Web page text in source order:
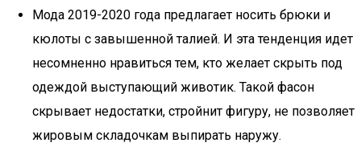
Мода 2019-2020 года предлагает носить брюки и
кюлоты с завышенной талией. И эта тенденция идет
несомненно нравиться тем, кто желает скрыть под
одеждой выступающий животик. Такой фасон
скрывает недостатки, стройнит фигуру, не позволяет
жировым складочкам выпирать наружу.